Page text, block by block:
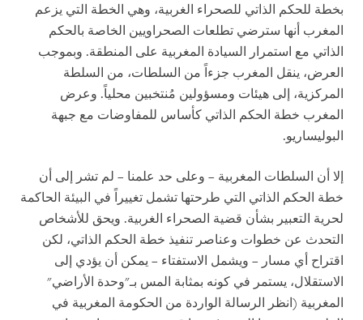
بخطة للحكم الذاتي للصحراء الغربية، وهي الخطة التي يزعم
المغرب أنها سترضي تطلعات الصحراويين الخاصة بالحكم
الذاتي مع استمرار السيادة المغربية على المنطقة. وبموجب
العرض، ينقل المغرب جزءاً من السلطات، من السلطة
المركزية، إلى هيئات ومسؤولين مُنتخبين محلياً. وعرض
المغرب خطة الحكم الذاتي كأساس للمفاوضات مع جبهة
البوليساريو.
إلا أن السلطات المغربية – وعلى حد علمنا – لم تشر إلى أن
خطة الحكم الذاتي التي طرحتها تشمل تغييراً في البيئة الحاكمة
لحرية التعبير بشأن قضية الصحراء الغربية. ويحق للأشخاص
التحدث عن خطوات وعناصر تنفيذ خطة الحكم الذاتي، لكن
اقتراح أي مسار – ويشمل الاستفتاء – يمكن أن يؤدي إلى
الاستقلال، يستمر في كونه بمثابة المس بـ"وحدة الأراضي"
المغربية (انظر الرسالة الواردة من الحكومة المغربية في